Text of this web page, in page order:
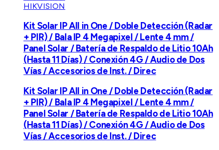
HIKVISION
Kit Solar IP All in One / Doble Detección (Radar
+ PIR) / Bala IP 4 Megapixel / Lente 4 mm /
Panel Solar / Batería de Respaldo de Litio 10Ah
(Hasta 11 Días) / Conexión 4G / Audio de Dos
Vías / Accesorios de Inst. / Direc
Kit Solar IP All in One / Doble Detección (Radar
+ PIR) / Bala IP 4 Megapixel / Lente 4 mm /
Panel Solar / Batería de Respaldo de Litio 10Ah
(Hasta 11 Días) / Conexión 4G / Audio de Dos
Vías / Accesorios de Inst. / Direc